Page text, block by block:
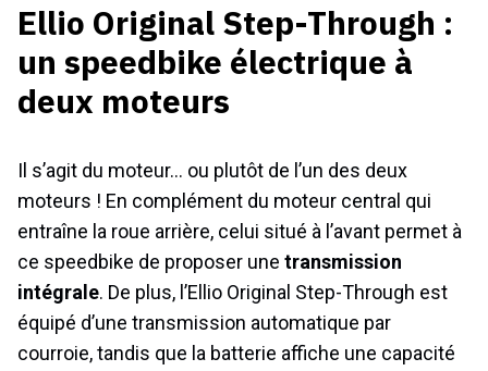
Ellio Original Step-Through :
un speedbike électrique à
deux moteurs
Il s’agit du moteur… ou plutôt de l’un des deux
moteurs ! En complément du moteur central qui
entraîne la roue arrière, celui situé à l’avant permet à
ce speedbike de proposer une transmission
intégrale. De plus, l’Ellio Original Step-Through est
équipé d’une transmission automatique par
courroie, tandis que la batterie affiche une capacité